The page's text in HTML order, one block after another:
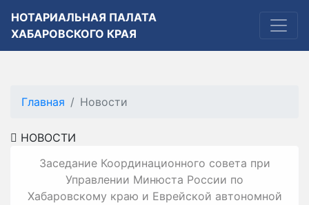
НОТАРИАЛЬНАЯ ПАЛАТА
ХАБАРОВСКОГО КРАЯ
Главная Новости
НОВОСТИ
Заседание Координационного совета при
Управлении Минюста России по
Хабаровскому краю и Еврейской автономной